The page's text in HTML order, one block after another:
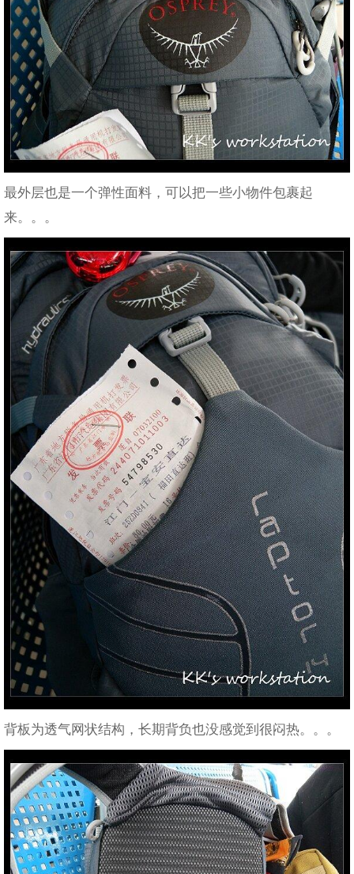
最外层也是一个弹性面料，可以把一些小物件包裹起
来。。。
背板为透气网状结构，长期背负也没感觉到很闷热。。。